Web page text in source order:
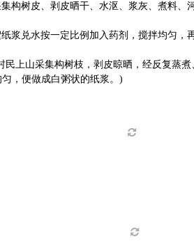
构树皮、剥皮晒干、水沤、浆灰、煮料、
浆兑水按一定比例加入药剂，搅拌均匀，
民上山采集构树枝，剥皮晾晒，经反复蒸
，便做成白粥状的纸浆。)